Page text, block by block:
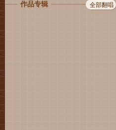
作品专辑 全部翻唱